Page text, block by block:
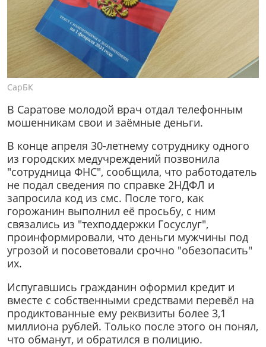
СарБК
В Саратове молодой врач отдал телефонным
мошенникам свои и заёмные деньги.
В конце апреля 30-летнему сотруднику одного
из городских медучреждений позвонила
"сотрудница ФНС", сообщила, что работодатель
не подал сведения по справке 2НДФЛ и
запросила код из смс. После того, как
горожанин выполнил её просьбу, с ним
связались из "техподдержки Госуслуг",
проинформировали, что деньги мужчины под
угрозой и посоветовали срочно "обезопасить"
их.
Испугавшись гражданин оформил кредит и
вместе с собственными средствами перевёл на
продиктованные ему реквизиты более 3,1
миллиона рублей. Только после этого он понял,
что обманут, и обратился в полицию.